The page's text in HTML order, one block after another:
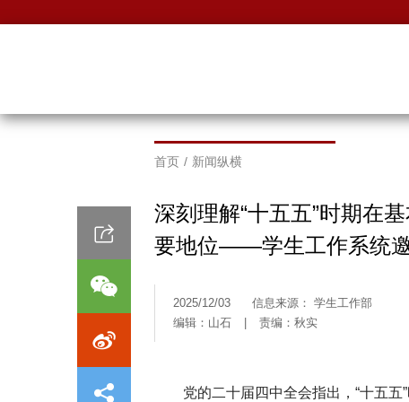
首页 / 新闻纵横
深刻理解“十五五”时期在
要地位——学生工作系统
2025/12/03
信息来源： 学生工作部
编辑：山石
责编：秋实
党的二十届四中全会指出，“十五